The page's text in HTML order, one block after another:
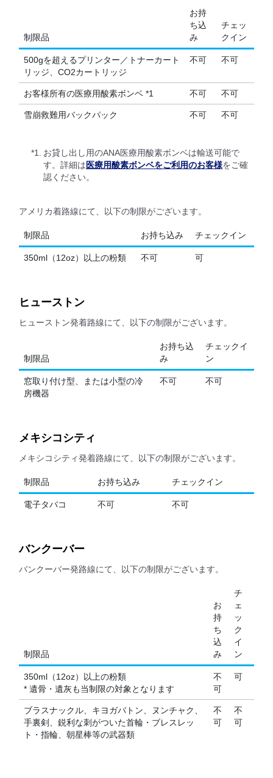
制限品
お持
ち込
み
チェッ
クイン
500gを超えるプリンター／トナーカート
リッジ、CO2カートリッジ
不可 不可
お客様所有の医療用酸素ボンベ *1 不可 不可
雪崩救難用バックパック 不可 不可
*1.
お貸し出し用のANA医療用酸素ボンベは輸送可能で
す。詳細は医療用酸素ボンベをご利用のお客様をご確
認ください。
アメリカ着路線にて、以下の制限がございます。
制限品 お持ち込み チェックイン
350ml（12oz）以上の粉類 不可 可
ヒューストン
ヒューストン発着路線にて、以下の制限がございます。
制限品
お持ち込
み
チェックイ
ン
窓取り付け型、または小型の冷
房機器
不可 不可
メキシコシティ
メキシコシティ発着路線にて、以下の制限がございます。
制限品 お持ち込み チェックイン
電子タバコ 不可 不可
バンクーバー
バンクーバー発路線にて、以下の制限がございます。
制限品
お
持
ち
込
み
チ
ェ
ッ
ク
イ
ン
350ml（12oz）以上の粉類
* 遺骨・遺灰も当制限の対象となります
不
可
可
ブラスナックル、キヨガバトン、ヌンチャク、
手裏剣、鋭利な刺がついた首輪・ブレスレッ
ト・指輪、朝星棒等の武器類
不
可
不
可